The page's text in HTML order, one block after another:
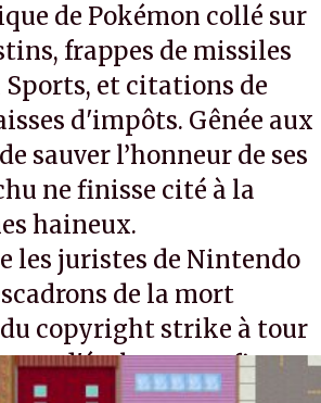
de Pokémon collé sur
frappes de missiles
et citations de
d'impôts. Gênée aux
sauver l’honneur de ses
ne finisse cité à la
haineux.
les juristes de Nintendo
de la mort
copyright strike à tour
d'étaler sa confiture